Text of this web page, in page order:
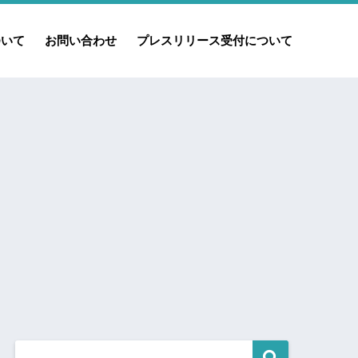
て お問い合わせ プレスリリース受付について